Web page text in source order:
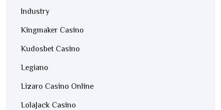
Industry
Kingmaker Casino
Kudosbet Casino
Legiano
Lizaro Casino Online
LolaJack Casino